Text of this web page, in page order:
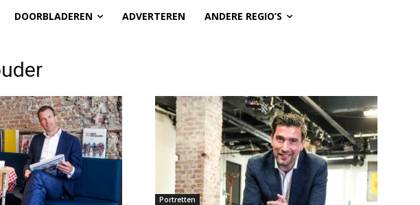
DOORBLADEREN ADVERTEREN ANDERE REGIO’S
Portretten